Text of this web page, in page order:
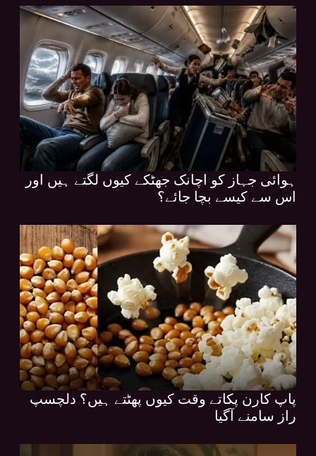
ہوائی جہاز کو اچانک جھٹکے کیوں لگتے ہیں اور
اس سے کیسے بچا جائے؟
پاپ کارن پکاتے وقت کیوں پھٹتے ہیں؟ دلچسپ
راز سامنے آگیا